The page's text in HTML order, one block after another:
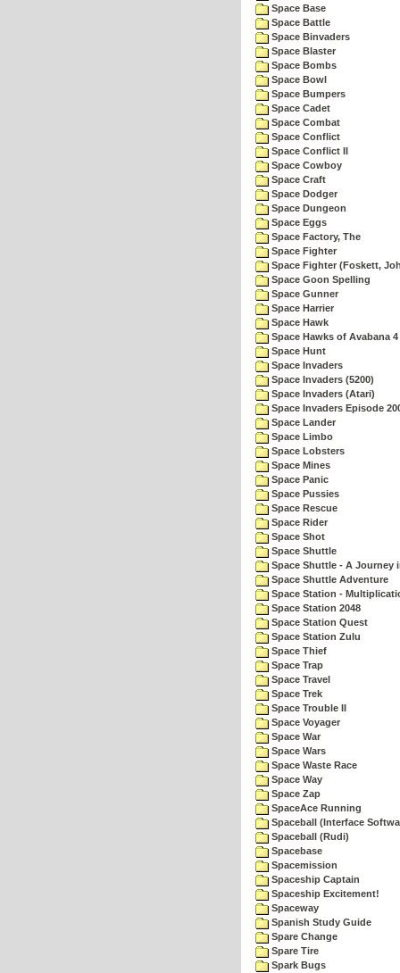
Space Base
Space Battle
Space Binvaders
Space Blaster
Space Bombs
Space Bowl
Space Bumpers
Space Cadet
Space Combat
Space Conflict
Space Conflict II
Space Cowboy
Space Craft
Space Dodger
Space Dungeon
Space Eggs
Space Factory, The
Space Fighter
Space Fighter (Foskett,
Space Goon Spelling
Space Gunner
Space Harrier
Space Hawk
Space Hawks of Avabana 4
Space Hunt
Space Invaders
Space Invaders (5200)
Space Invaders (Atari)
Space Invaders Episode
Space Lander
Space Limbo
Space Lobsters
Space Mines
Space Panic
Space Pussies
Space Rescue
Space Rider
Space Shot
Space Shuttle
Space Shuttle - A Journey
Space Shuttle Adventure
Space Station -
Space Station 2048
Space Station Quest
Space Station Zulu
Space Thief
Space Trap
Space Travel
Space Trek
Space Trouble II
Space Voyager
Space War
Space Wars
Space Waste Race
Space Way
Space Zap
SpaceAce Running
Spaceball (Interface
Spaceball (Rudi)
Spacebase
Spacemission
Spaceship Captain
Spaceship Excitement!
Spaceway
Spanish Study Guide
Spare Change
Spare Tire
Spark Bugs